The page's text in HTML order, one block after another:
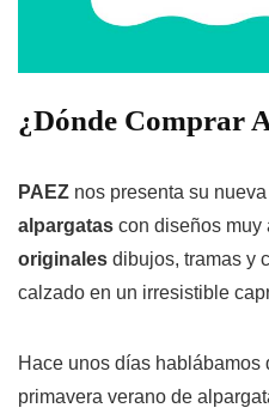
¿Dónde Comprar
PAEZ nos presenta su
alpargatas con diseños muy
originales dibujos, tramas y
calzado en un irresistible
Hace unos días hablábamos
primavera verano de